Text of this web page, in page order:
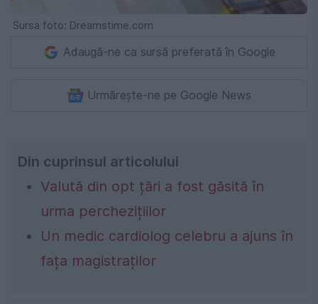
Sursa foto: Dreamstime.com
Adaugă-ne ca sursă preferată în Google
Urmărește-ne pe Google News
Din cuprinsul articolului
Valută din opt țări a fost găsită în
urma perchezițiilor
Un medic cardiolog celebru a ajuns în
fața magistraților